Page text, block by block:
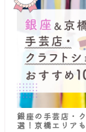
銀座の手芸店・
選！京橋エリアも